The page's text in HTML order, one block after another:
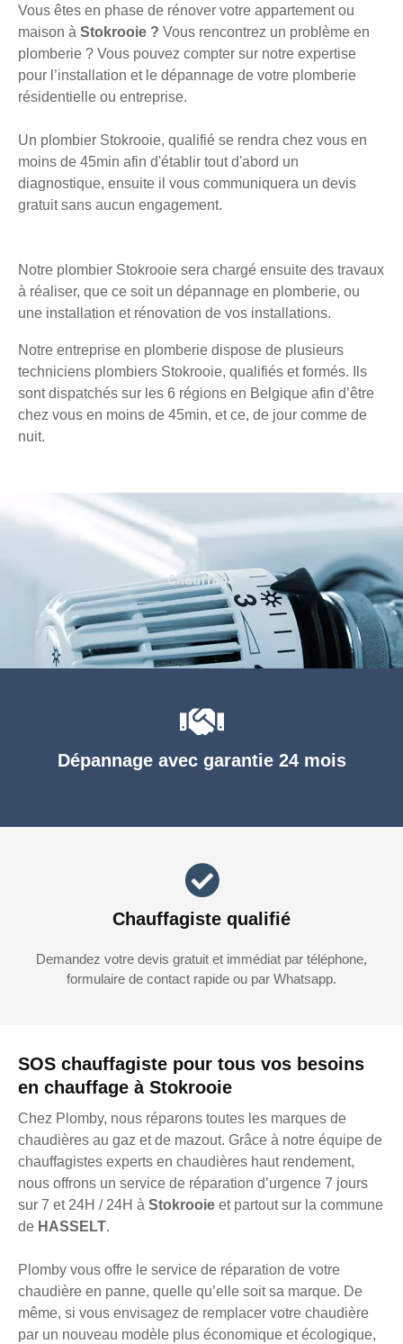
Vous êtes en phase de rénover votre appartement ou
maison à Stokrooie ? Vous rencontrez un problème en
plomberie ? Vous pouvez compter sur notre expertise
pour l’installation et le dépannage de votre plomberie
résidentielle ou entreprise.
Un plombier Stokrooie, qualifié se rendra chez vous en
moins de 45min afin d'établir tout d'abord un
diagnostique, ensuite il vous communiquera un devis
gratuit sans aucun engagement.
Notre plombier Stokrooie sera chargé ensuite des travaux
à réaliser, que ce soit un dépannage en plomberie, ou
une installation et rénovation de vos installations.
Notre entreprise en plomberie dispose de plusieurs
techniciens plombiers Stokrooie, qualifiés et formés. Ils
sont dispatchés sur les 6 régions en Belgique afin d’être
chez vous en moins de 45min, et ce, de jour comme de
nuit.
SOS chauffagiste pour tous vos besoins
en chauffage à Stokrooie
Chez Plomby, nous réparons toutes les marques de
chaudières au gaz et de mazout. Grâce à notre équipe de
chauffagistes experts en chaudières haut rendement,
nous offrons un service de réparation d’urgence 7 jours
sur 7 et 24H / 24H à Stokrooie et partout sur la commune
de HASSELT.
Plomby vous offre le service de réparation de votre
chaudière en panne, quelle qu’elle soit sa marque. De
même, si vous envisagez de remplacer votre chaudière
par un nouveau modèle plus économique et écologique,
Dépannage avec garantie 24 mois
Chauffagiste qualifié
Demandez votre devis gratuit et immédiat par téléphone,
formulaire de contact rapide ou par Whatsapp.
Chauffage